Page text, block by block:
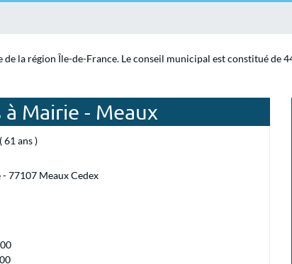
la région Île-de-France. Le conseil municipal est constitué de
Mairie - Meaux
61 ans )
77107 Meaux Cedex